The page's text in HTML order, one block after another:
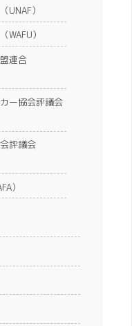
UNAF）
WAFU）
連合
ー協会評議会
評議会
）